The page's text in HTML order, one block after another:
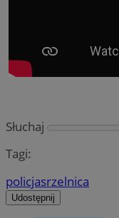
Słuchaj
Tagi:
policjasrzelnica
Udostępnij